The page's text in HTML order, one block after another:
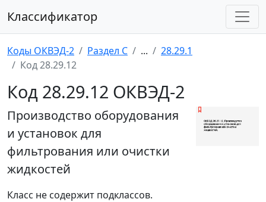
Классификатор
Коды ОКВЭД-2 Раздел C ...
28.29.1
Код 28.29.12
Код 28.29.12 ОКВЭД-2
Производство оборудования
и установок для
фильтрования или очистки
жидкостей
Класс не содержит подклассов.